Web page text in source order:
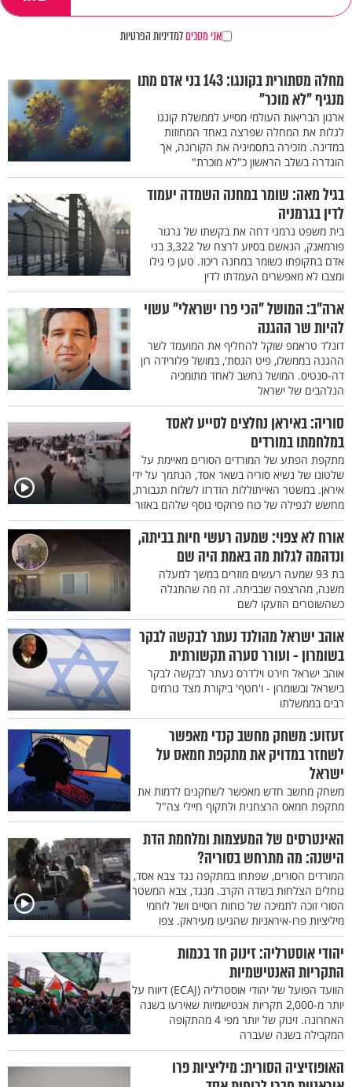
אני מסכיםלמדיניות הפרטיות
מחלה מסתורית בקונגו: 143 בני אדם מתו
מנגיף "לא מוכר"
ארגון הבריאות העולמי מסייע לממשלת קונגו
לגלות את המחלה שפרצה באחד המחוזות
במדינה. מזכירה בתסמיניה את הקורונה, אך
הוגדרה בשלב הראשון כ"לא מוכרת"
בגיל מאה: שומר במחנה השמדה יעמוד
לדין בגרמניה
בית משפט גרמני דחה את בקשתו של גרגור
פורמאנק, הנאשם בסיוע לרצח של 3,322 בני
אדם בתקופתו כשומר במחנה ריכוז. טען כי גילו
ומצבו לא מאפשרים העמדתו לדין
ארה"ב: המושל "הכי פרו ישראלי" עשוי
להיות שר ההגנה
דונלד טראמפ שוקל להחליף את המועמד לשר
ההגנה בממשלו, פיט הגסת', במושל פלורידה רון
דה-סנטיס. המושל נחשב לאחד מתומכיה
הנלהבים של ישראל
סוריה: באיראן נחלצים לסייע לאסד
במלחמתו במורדים
מתקפת הפתע של המורדים הסורים מאיימת על
שלטונו של נשיא סוריה בשאר אסד, הנתמך על ידי
איראן. במשטר האייתוללות הזדרזו לשלוח תגבורת,
מחשש לנפילה של כוח פרוקסי נוסף שלהם באזור
אורח לא צפוי: שמעה רעשי חיות בביתה,
ונדהמה לגלות מה באמת היה שם
בת 93 שמעה רעשים מוזרים במשך למעלה
משנה, מהרצפה שבביתה. זה מה שהתגלה
כשהשוטרים הוזעקו לשם
אוהב ישראל מהולנד נעתר לבקשה לבקר
בשומרון - ועורר סערה תקשורתית
אוהב ישראל חירט וילדרס נעתר לבקשה לבקר
בישראל ובשומרון - ו'חטף' ביקורת מצד גורמים
רבים בממשלתו
זעזוע: משחק מחשב קנדי מאפשר
לשחזר במדויק את מתקפת חמאס על
ישראל
משחק מחשב חדש מאפשר לשחקנים לדמות את
מתקפת חמאס הרצחנית ולתקוף חיילי צה"ל
האינטרסים של המעצמות ומלחמת הדת
הישנה: מה מתרחש בסוריה?
המורדים הסורים, שפתחו במתקפה נגד צבא אסד,
נוחלים הצלחות בשדה הקרב. מנגד, צבא המשטר
הסורי זוכה לתמיכה של כוחות רוסיים ושל לוחמי
מיליציות פרו-איראניות שהגיעו מעיראק. צפו
יהודי אוסטרליה: זינוק חד בכמות
התקריות האנטישמיות
הוועד הפועל של יהודי אוסטרליה (ECAJ) דיווח על
יותר מ-2,000 תקריות אנטישמיות שאירעו בשנה
האחרונה. זינוק של יותר מפי 4 מהתקופה
המקבילה בשנה שעברה
האופוזיציה הסורית: מיליציות פרו